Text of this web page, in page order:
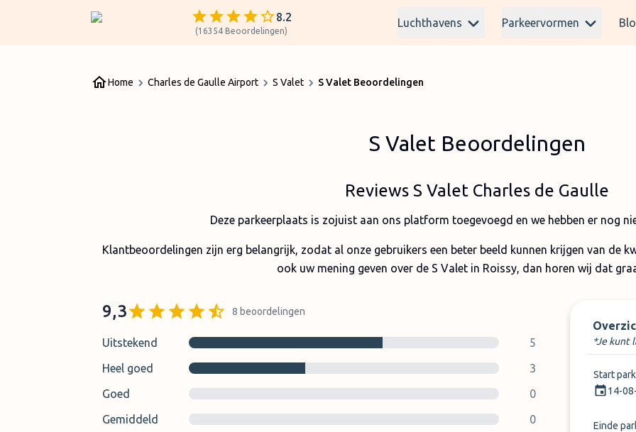
8.2
(16354 Beoordelingen)
Luchthavens Parkeervormen
Home Charles de Gaulle Airport S Valet S Valet Beoordelingen
S Valet Beoordelingen
Reviews S Valet Charles de Gaulle
Deze parkeerplaats is zojuist aan ons platform toegevoegd en we hebben er nog
Klantbeoordelingen zijn erg belangrijk, zodat al onze gebruikers een beter beeld kunnen krijgen van de
ook uw mening geven over de S Valet in Roissy, dan horen wij dat
9,3 8 beoordelingen
Uitstekend
5
Heel goed
3
Goed
0
Gemiddeld
0
*Je kunt
Start
14-
Einde